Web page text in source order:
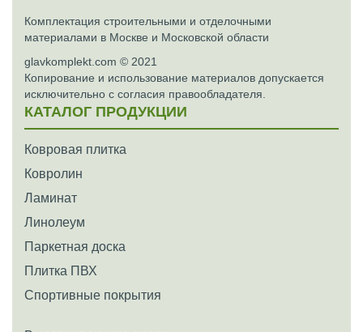
Комплектация строительными и отделочными
материалами в Москве и Московской области
glavkomplekt.com © 2021
Копирование и использование материалов допускается
исключительно с согласия правообладателя.
КАТАЛОГ ПРОДУКЦИИ
Ковровая плитка
Ковролин
Ламинат
Линолеум
Паркетная доска
Плитка ПВХ
Спортивные покрытия